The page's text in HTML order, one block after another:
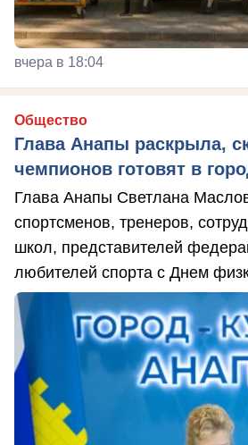
вчера в 18:04
Общество
Глава Анапы раскрыла,
чемпионов готовят в
Глава Анапы Светлана
спортсменов, тренеров,
школ, представителей
любителей спорта с Днем